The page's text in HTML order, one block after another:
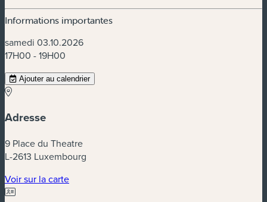
Informations importantes
samedi 03.10.2026
17H00 - 19H00
Ajouter au calendrier
Adresse
9 Place du Theatre
L-2613 Luxembourg
Voir sur la carte(nouvelle fenêtre)